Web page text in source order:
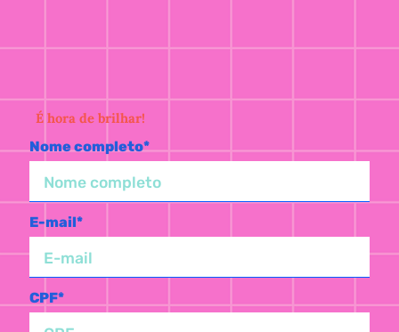
É hora de brilhar!
Nome completo*
E-mail*
CPF*